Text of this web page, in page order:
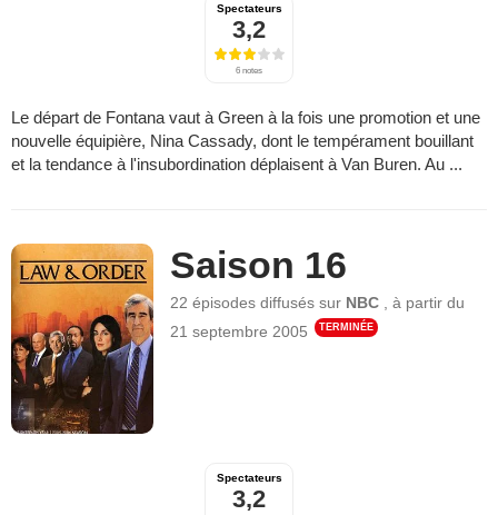
Spectateurs
3,2
6 notes
Le départ de Fontana vaut à Green à la fois une promotion et une
nouvelle équipière, Nina Cassady, dont le tempérament bouillant
et la tendance à l'insubordination déplaisent à Van Buren. Au ...
Saison 16
22 épisodes diffusés sur NBC ,à partir du
21 septembre 2005
TERMINÉE
Spectateurs
3,2